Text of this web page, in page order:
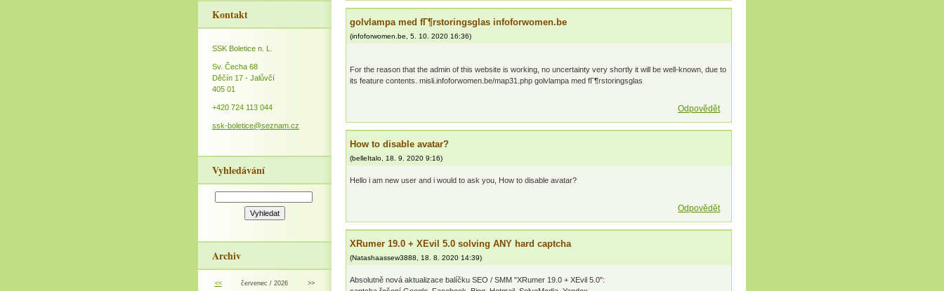
golvlampa med fГ¶rstoringsglas infoforwomen.be
(infoforwomen.be 5. 10. 2020 16:36)
For the reason that the admin of this website is working, no uncertainty very shortly it will be well-known, due to
its feature contents. misli.infoforwomen.be/map31.php golvlampa med fГ¶rstoringsglas
Odpovědět
How to disable avatar?
(belleItalo 18. 9. 2020 9:16)
Hello i am new user and i would to ask you, How to disable avatar?
Odpovědět
XRumer 19.0 + XEvil 5.0 solving ANY hard captcha
(Natashaassew3888 18. 8. 2020 14:39)
Absolutně nová aktualizace balíčku SEO / SMM "XRumer 19.0 + XEvil 5.0":
Kontakt
SSK Boletice n. L.
Sv. Čecha 68
Děčín 17 - Jalůvčí
405 01
+420 724 113 044
ssk-boletice@seznam.cz
Vyhledávání
Archiv
<< červenec / 2026 >>